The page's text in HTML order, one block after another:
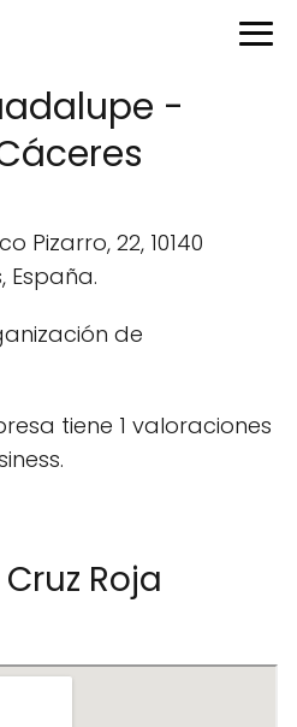
-
Pizarro, 22, 10140
España.
de
tiene 1 valoraciones
Roja